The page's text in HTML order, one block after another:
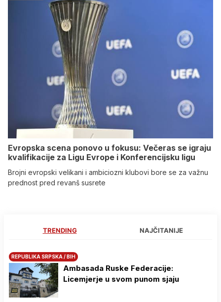
Evropska scena ponovo u fokusu: Večeras se igraju
kvalifikacije za Ligu Evrope i Konferencijsku ligu
Brojni evropski velikani i ambiciozni klubovi bore se za važnu
prednost pred revanš susrete
TRENDING NAJČITANIJE
REPUBLIKA SRPSKA / BIH
Ambasada Ruske Federacije:
Licemjerje u svom punom sjaju